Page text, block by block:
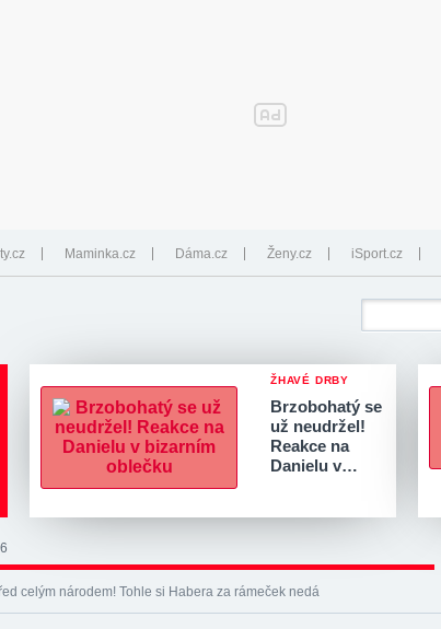
Maminka.cz Dáma.cz Ženy.cz iSport.cz
ŽHAVÉ DRBY
Brzobohatý se
už neudržel!
Reakce na
Danielu v…
celým národem! Tohle si Habera za rámeček nedá